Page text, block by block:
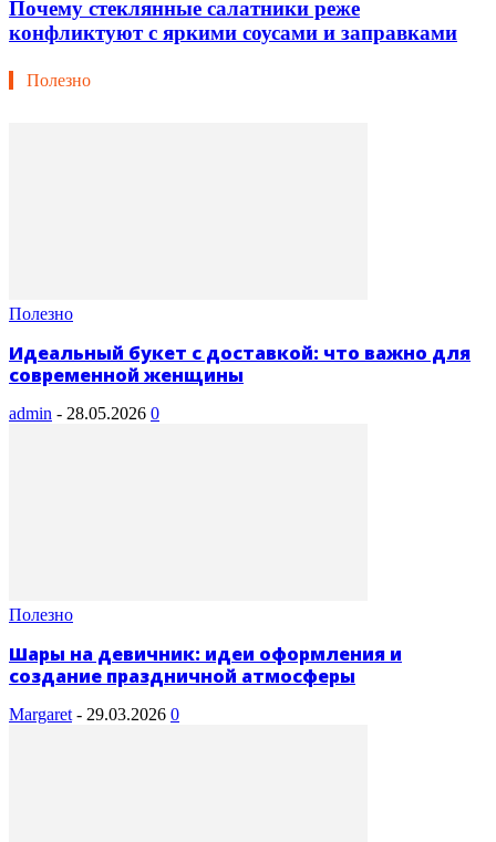
Почему стеклянные салатники реже
конфликтуют с яркими соусами и заправками
Полезно
Полезно
Идеальный букет с доставкой: что важно для
современной женщины
admin - 28.05.2026 0
Полезно
Шары на девичник: идеи оформления и
создание праздничной атмосферы
Margaret - 29.03.2026 0